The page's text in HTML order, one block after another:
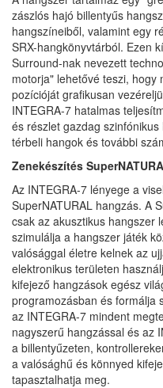
zászlós hajó billentyűs
hangszíneiből, valamint egy
SRX-hangkönyvtárból. Ezen
Surround-nak nevezett
motorja" lehetővé teszi,
pozícióját grafikusan
INTEGRA-7 hatalmas
és részlet gazdag
térbeli hangok és további
Zenekészítés
Az INTEGRA-7 lényege a
SuperNATURAL hangzás. A
csak az akusztikus hangszer
szimulálja a hangszer játék
valósággal életre kelnek az
elektronikus területen
kifejező hangzások egész
programozásban és formálja
az INTEGRA-7 mindent
nagyszerű hangzással és az
a billentyűzeten,
a valósághű és könnyed
tapasztalhatja meg.